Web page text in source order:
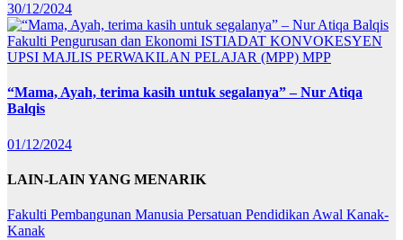
30/12/2024
Fakulti Pengurusan dan Ekonomi ISTIADAT KONVOKESYEN
UPSI MAJLIS PERWAKILAN PELAJAR (MPP) MPP
“Mama, Ayah, terima kasih untuk segalanya” – Nur Atiqa
Balqis
01/12/2024
LAIN-LAIN YANG MENARIK
Fakulti Pembangunan Manusia Persatuan Pendidikan Awal Kanak-
Kanak